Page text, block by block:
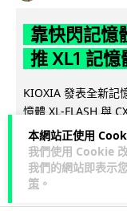
本網站正使用
我們使用 Cookie
我們的網站即表示
策 。
靠快閃記憶
推 XL1 記憶
KIOXIA 發表全新記
憶體 XL-FLASH 與
方... 閱讀全文
77 5↗ 分